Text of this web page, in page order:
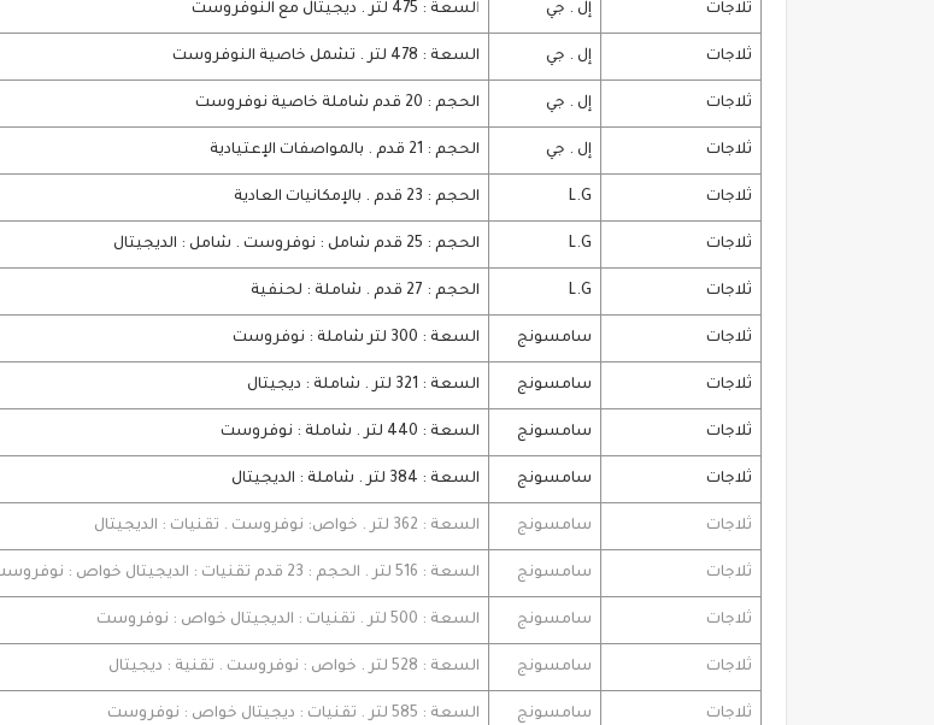
ثلاجات إل . جي السعة : 475 لتر . ديجيتال مع النوفروست
ثلاجات إل . جي السعة : 478 لتر . تشمل خاصية النوفروست
ثلاجات إل . جي الحجم : 20 قدم شاملة خاصية نوفروست
ثلاجات إل . جي الحجم : 21 قدم . بالمواصفات الإعتيادية
ثلاجات L.G الحجم : 23 قدم . بالإمكانيات العادية
ثلاجات L.G الحجم : 25 قدم شامل : نوفروست . شامل : الديجيتال
ثلاجات L.G الحجم : 27 قدم . شاملة : لحنفية
ثلاجات سامسونج السعة : 300 لتر شاملة : نوفروست
ثلاجات سامسونج السعة : 321 لتر . شاملة : ديجيتال
ثلاجات سامسونج السعة : 440 لتر . شاملة : نوفروست
ثلاجات سامسونج السعة : 384 لتر . شاملة : الديجيتال
ثلاجات سامسونج السعة : 362 لتر . خواص: نوفروست . تقنيات : الديجيتال
ثلاجات سامسونج السعة : 516 لتر . الحجم : 23 قدم تقنيات : الديجيتال خواص : نوفروست
ثلاجات سامسونج السعة : 500 لتر . تقنيات : الديجيتال خواص : نوفروست
ثلاجات سامسونج السعة : 528 لتر . خواص : نوفروست . تقنية : ديجيتال
ثلاجات سامسونج السعة : 585 لتر . تقنيات : ديجيتال خواص : نوفروست